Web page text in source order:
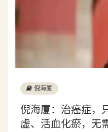
倪海厦
倪海厦：治癌症，
虚、活血化瘀，无